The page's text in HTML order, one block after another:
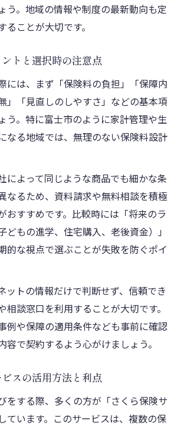
う。地域の情報や制度の最新動向も定
ことが大切です。
トと選択時の注意点
には、まず「保険料の負担」「保障内
」「見直しのしやすさ」などの基本項
う。特に富士市のように家計管理や生
なる地域では、無理のない保険料設計
によって同じような商品でも細かな条
なるため、資料請求や無料相談を積極
おすすめです。比較時には「将来のラ
どもの進学、住宅購入、老後資金）」
的な視点で選ぶことが失敗を防ぐポイ
ットの情報だけで判断せず、信頼でき
相談窓口を利用することが大切です。
例や保障の適用条件なども事前に確認
容で契約するよう心がけましょう。
スの活用方法と利点
をする際、多くの方が「さくら保険サ
ています。このサービスは、複数の保